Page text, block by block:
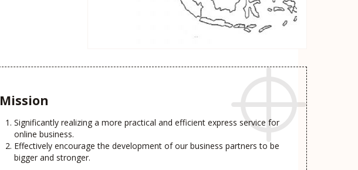
Mission
Significantly realizing a more practical and efficient express service for
online business.
Effectively encourage the development of our business partners to be
bigger and stronger.